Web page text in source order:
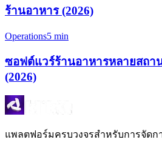
ร้านอาหาร (2026)
Operations5 min
ซอฟต์แวร์ร้านอาหารหลายสถ
(2026)
แพลตฟอร์มครบวงจรสำหรับการจัดก